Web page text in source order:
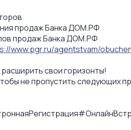
продаж Банка ДОМ.РФ
продаж Банка ДОМ.РФ
www.pgr.ru/agentstvam/
свои горизонты!
не пропустить следующих